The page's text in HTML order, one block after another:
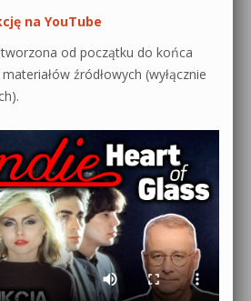
na YouTube
od początku do końca
źródłowych (wyłącznie